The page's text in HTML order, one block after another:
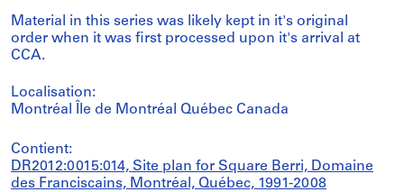
Material in this series was likely kept in it's original
order when it was first processed upon it's arrival at
CCA.
Localisation:
Montréal Île de Montréal Québec Canada
Contient:
DR2012:0015:014, Site plan for Square Berri, Domaine
des Franciscains, Montréal, Québec, 1991-2008